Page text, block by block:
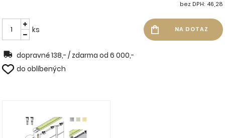
bez DPH: 46,28
ks
dopravné 138,- / zdarma od 6 000,-
do oblíbených